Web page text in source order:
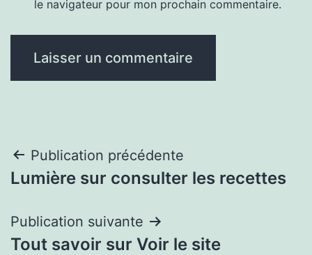
le navigateur pour mon prochain commentaire.
Navigation
de
l’article
Publication précédente
Lumière sur consulter les recettes
Publication suivante
Tout savoir sur Voir le site